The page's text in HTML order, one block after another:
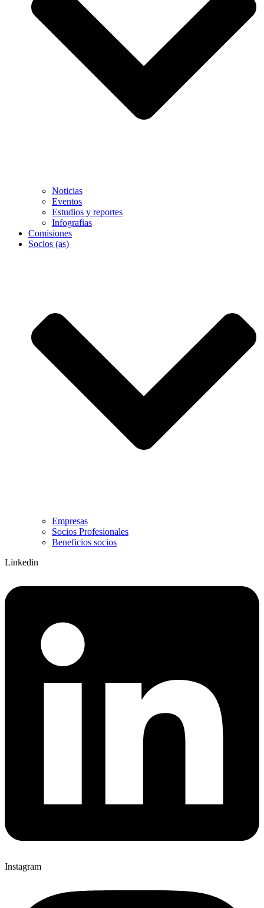
Noticias
Eventos
Estudios y reportes
Infografias
Comisiones
Socios (as)
Empresas
Socios Profesionales
Beneficios socios
Linkedin
Instagram